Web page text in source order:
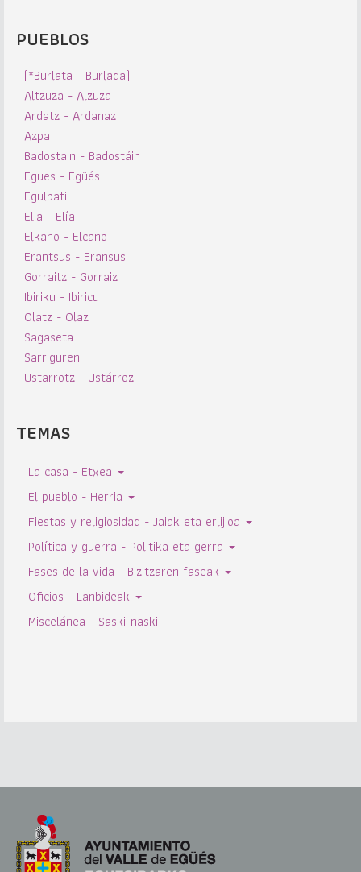
PUEBLOS
(*Burlata - Burlada)
Altzuza - Alzuza
Ardatz - Ardanaz
Azpa
Badostain - Badostáin
Egues - Egüés
Egulbati
Elia - Elía
Elkano - Elcano
Erantsus - Eransus
Gorraitz - Gorraiz
Ibiriku - Ibiricu
Olatz - Olaz
Sagaseta
Sarriguren
Ustarrotz - Ustárroz
TEMAS
La casa - Etxea
El pueblo - Herria
Fiestas y religiosidad - Jaiak eta erlijioa
Política y guerra - Politika eta gerra
Fases de la vida - Bizitzaren faseak
Oficios - Lanbideak
Miscelánea - Saski-naski